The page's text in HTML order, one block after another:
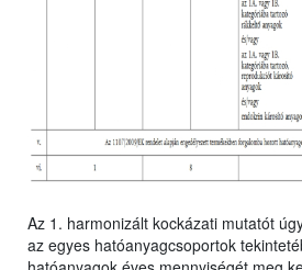
Az 1. harmonizált kockázati mutatót
az egyes hatóanyagcsoportok